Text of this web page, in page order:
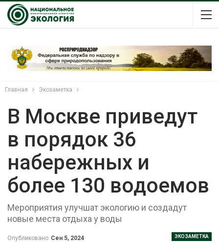
Главная Экозаметка
В Москве приведут
в порядок 36
набережных и
более 130 водоемов
Мероприятия улучшат экологию и создадут
новые места отдыха у воды
ЭКОЗАМЕТКА
Опубликовано Сен 5, 2024